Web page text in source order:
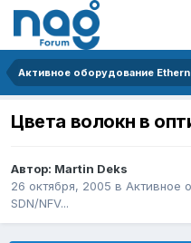
Цвета волокн в
Автор: Martin Deks
26 октября, 2005 в Активное
SDN/NFV...